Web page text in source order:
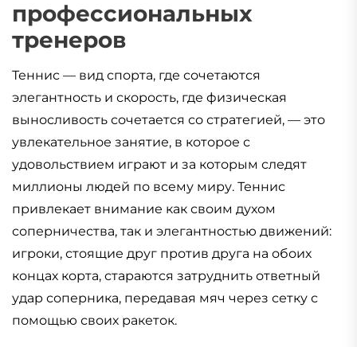
профессиональных
тренеров
Теннис — вид спорта, где сочетаются
элегантность и скорость, где физическая
выносливость сочетается со стратегией, — это
увлекательное занятие, в которое с
удовольствием играют и за которым следят
миллионы людей по всему миру. Теннис
привлекает внимание как своим духом
соперничества, так и элегантностью движений:
игроки, стоящие друг против друга на обоих
концах корта, стараются затруднить ответный
удар соперника, передавая мяч через сетку с
помощью своих ракеток.